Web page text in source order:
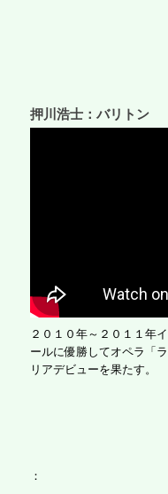
押川浩士：バリトン
２０１０年～２０１１年
ールに優勝してオペラ「
リアデビューを果たす。
：